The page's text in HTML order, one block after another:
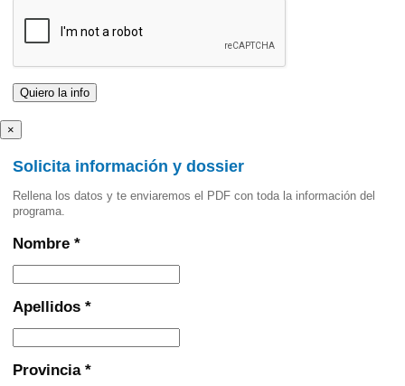
×
Solicita información y dossier
Rellena los datos y te enviaremos el PDF con toda la información del
programa.
Nombre *
Apellidos *
Provincia *